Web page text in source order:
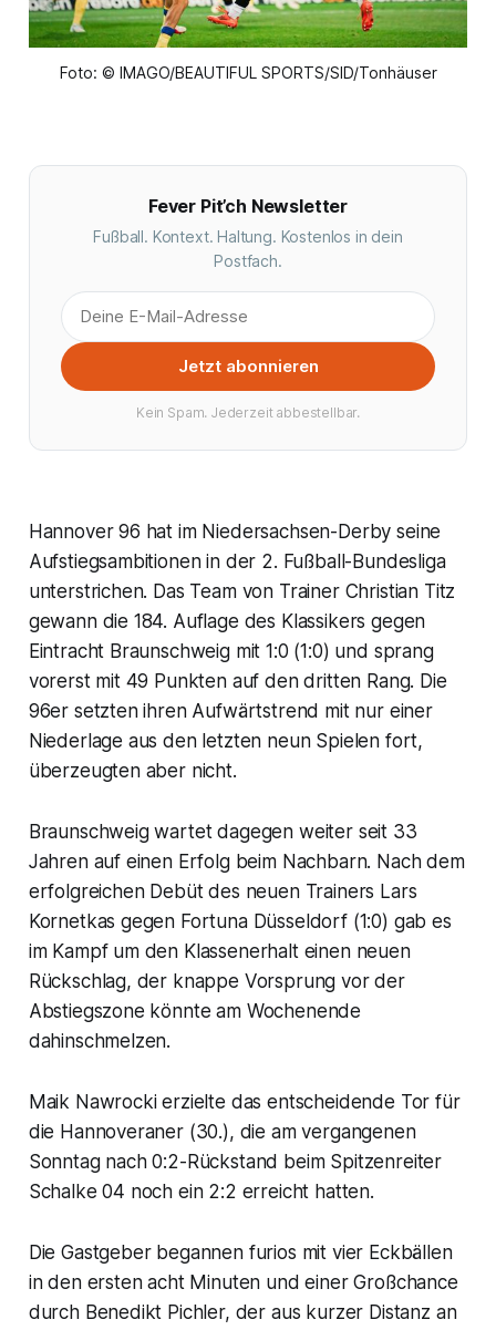
Foto: © IMAGO/BEAUTIFUL SPORTS/SID/Tonhäuser
Fever Pit’ch Newsletter
Fußball. Kontext. Haltung. Kostenlos in dein
Postfach.
Jetzt abonnieren
Kein Spam. Jederzeit abbestellbar.
Hannover 96 hat im Niedersachsen-Derby seine
Aufstiegsambitionen in der 2. Fußball-Bundesliga
unterstrichen. Das Team von Trainer Christian Titz
gewann die 184. Auflage des Klassikers gegen
Eintracht Braunschweig mit 1:0 (1:0) und sprang
vorerst mit 49 Punkten auf den dritten Rang. Die
96er setzten ihren Aufwärtstrend mit nur einer
Niederlage aus den letzten neun Spielen fort,
überzeugten aber nicht.
Braunschweig wartet dagegen weiter seit 33
Jahren auf einen Erfolg beim Nachbarn. Nach dem
erfolgreichen Debüt des neuen Trainers Lars
Kornetkas gegen Fortuna Düsseldorf (1:0) gab es
im Kampf um den Klassenerhalt einen neuen
Rückschlag, der knappe Vorsprung vor der
Abstiegszone könnte am Wochenende
dahinschmelzen.
Maik Nawrocki erzielte das entscheidende Tor für
die Hannoveraner (30.), die am vergangenen
Sonntag nach 0:2-Rückstand beim Spitzenreiter
Schalke 04 noch ein 2:2 erreicht hatten.
Die Gastgeber begannen furios mit vier Eckbällen
in den ersten acht Minuten und einer Großchance
durch Benedikt Pichler, der aus kurzer Distanz an